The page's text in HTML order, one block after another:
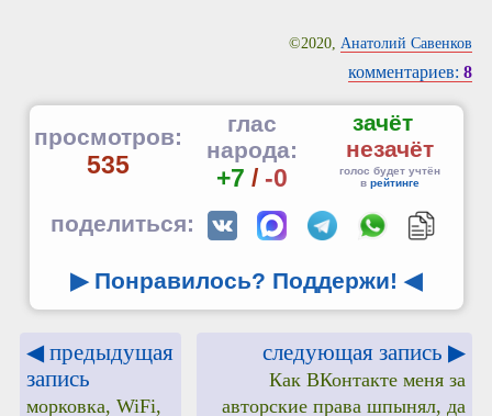
©2020, Анатолий Савенков
комментариев: 8
просмотров:
535
глас
народа:
+7 / -0
зачёт
незачёт
голос будет учтён
в рейтинге
поделиться:
▶ Понравилось? Поддержи! ◀
◀ предыдущая
запись
морковка, WiFi,
следующая запись ▶
Как ВКонтакте меня за
авторские права шпынял, да